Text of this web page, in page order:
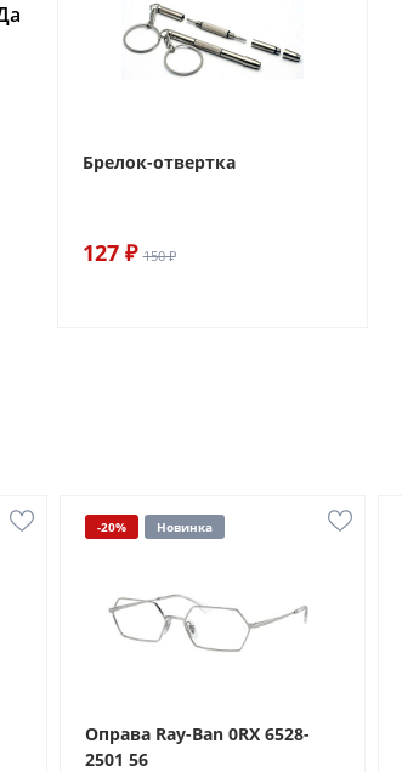
Брелок-отвертка
127 ₽ 150 ₽
-20% Новинка
Оправа Ray-Ban 0RX 6528-
2501 56